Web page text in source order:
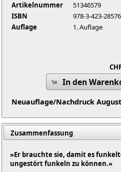
Artikelnummer
51346579
ISBN
978-3-423-
Auflage
1. Auflage
In den
Neuauflage/Nachdruck
Zusammenfassung
»Er brauchte sie, damit es
ungestört funkeln zu können.«